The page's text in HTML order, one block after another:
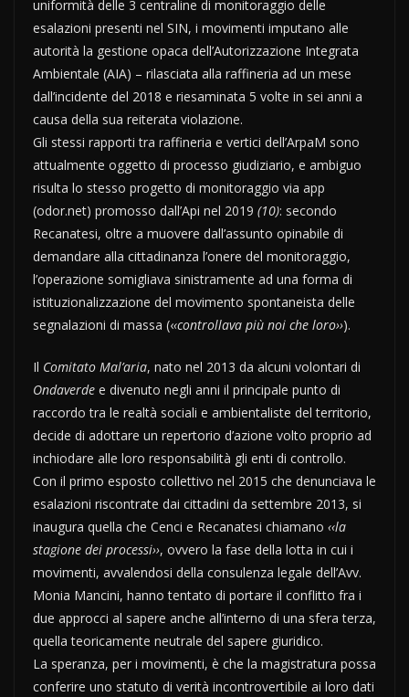
uniformità delle 3 centraline di monitoraggio delle
esalazioni presenti nel SIN, i movimenti imputano alle
autorità la gestione opaca dell’Autorizzazione Integrata
Ambientale (AIA) – rilasciata alla raffineria ad un mese
dall’incidente del 2018 e riesaminata 5 volte in sei anni a
causa della sua reiterata violazione.
Gli stessi rapporti tra raffineria e vertici dell’ArpaM sono
attualmente oggetto di processo giudiziario, e ambiguo
risulta lo stesso progetto di monitoraggio via app
(odor.net) promosso dall’Api nel 2019 (10): secondo
Recanatesi, oltre a muovere dall’assunto opinabile di
demandare alla cittadinanza l’onere del monitoraggio,
l’operazione somigliava sinistramente ad una forma di
istituzionalizzazione del movimento spontaneista delle
segnalazioni di massa (‹‹controllava più noi che loro››).
Il Comitato Mal’aria, nato nel 2013 da alcuni volontari di
Ondaverde e divenuto negli anni il principale punto di
raccordo tra le realtà sociali e ambientaliste del territorio,
decide di adottare un repertorio d’azione volto proprio ad
inchiodare alle loro responsabilità gli enti di controllo.
Con il primo esposto collettivo nel 2015 che denunciava le
esalazioni riscontrate dai cittadini da settembre 2013, si
inaugura quella che Cenci e Recanatesi chiamano ‹‹la
stagione dei processi››, ovvero la fase della lotta in cui i
movimenti, avvalendosi della consulenza legale dell’Avv.
Monia Mancini, hanno tentato di portare il conflitto fra i
due approcci al sapere anche all’interno di una sfera terza,
quella teoricamente neutrale del sapere giuridico.
La speranza, per i movimenti, è che la magistratura possa
conferire uno statuto di verità incontrovertibile ai loro dati